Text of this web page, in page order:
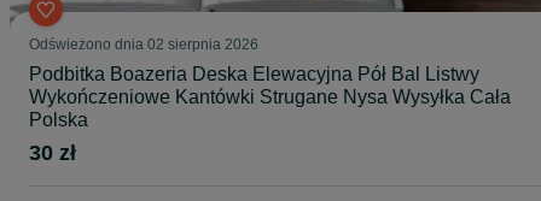
Odświeżono dnia 02 sierpnia 2026
Podbitka Boazeria Deska Elewacyjna Pół Bal Listwy
Wykończeniowe Kantówki Strugane Nysa Wysyłka Cała
Polska
30 zł